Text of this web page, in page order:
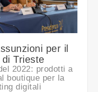
per il
Trieste
2022: prodotti a
boutique per la
digitali